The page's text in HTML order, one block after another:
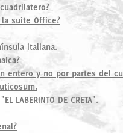
suite Office?
italiana.
entero y no por partes del
LABERINTO DE CRETA".